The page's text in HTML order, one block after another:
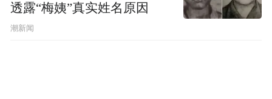
透露“梅姨”真实姓名原因
潮新闻